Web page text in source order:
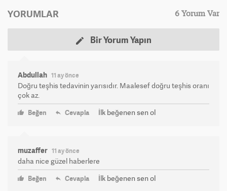
YORUMLAR 6 Yorum Var
Bir Yorum Yapın
Abdullah 11 ay önce
Doğru teşhis tedavinin yarısıdır. Maalesef doğru teşhis oranı
çok az.
Beğen Cevapla İlk beğenen sen ol
muzaffer 11 ay önce
daha nice güzel haberlere
Beğen Cevapla İlk beğenen sen ol